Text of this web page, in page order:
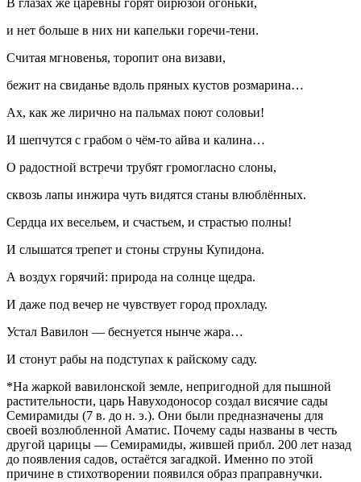
В глазах же царевны горят бирюзой огоньки,
и нет больше в них ни капельки горечи-тени.
Считая мгновенья, торопит она визави,
бежит на свиданье вдоль пряных кустов розмарина…
Ах, как же лирично на пальмах поют соловьи!
И шепчутся с грабом о чём-то айва и калина…
О радостной встречи трубят громогласно слоны,
сквозь лапы инжира чуть видятся станы влюблённых.
Сердца их весельем, и счастьем, и страстью полны!
И слышатся трепет и стоны струны Купидона.
А воздух горячий: природа на солнце щедра.
И даже под вечер не чувствует город прохладу.
Устал Вавилон — беснуется нынче жара…
И стонут рабы на подступах к райскому саду.
*На жаркой вавилонской земле, непригодной для пышной
растительности, царь Навуходоносор создал висячие сады
Семирамиды (7 в. до н. э.). Они были предназначены для
своей возлюбленной Аматис. Почему сады названы в честь
другой царицы — Семирамиды, жившей прибл. 200 лет назад
до появления садов, остаётся загадкой. Именно по этой
причине в стихотворении появился образ праправнучки.